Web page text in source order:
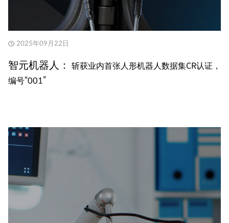
2025年09月22日
智元机器人： 斩获业内首张人形机器人数据集CR认证，
编号“001”